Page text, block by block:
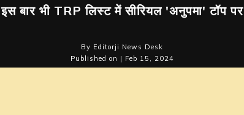
इस बार भी TRP लिस्ट में सीरियल 'अनुपमा' टॉप पर
By Editorji News Desk
Published on | Feb 15, 2024